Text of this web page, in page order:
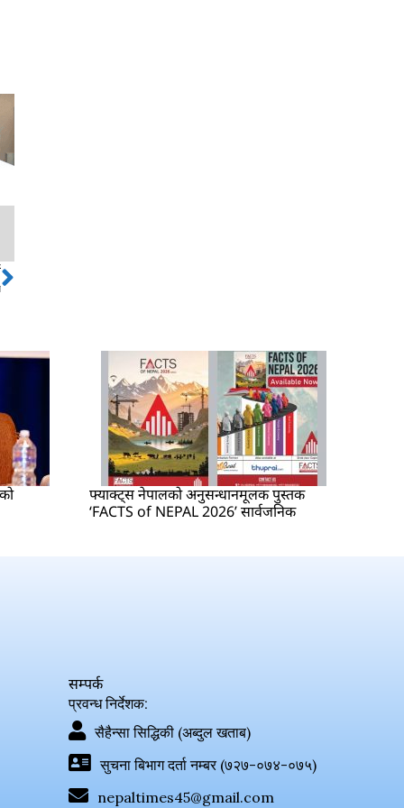
Next
फ्याक्ट्स नेपालको अनुसन्धानमूलक पुस्तक
‘FACTS of NEPAL 2026’ सार्वजनिक
सम्पर्क
प्रवन्ध निर्देशक:
सैहैन्सा सिद्धिकी (अब्दुल खताब)
सुचना बिभाग दर्ता नम्बर (७२७-०७४-०७५)
nepaltimes45@gmail.com